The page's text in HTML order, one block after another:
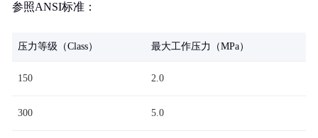
参照ANSI标准：
压力等级（Class） 最大工作压力（MPa）
150 2.0
300 5.0